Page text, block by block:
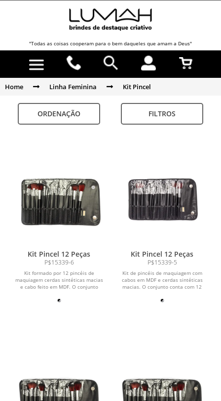
"Todas as coisas cooperam para o bem daqueles que amam a Deus"
Home Linha Feminina Kit Pincel
ORDENAÇÃO FILTROS
Kit Pincel 12 Peças
P$15339-6
Kit formado por 12 pincéis de
maquiagem cerdas sintéticas macias
e cabo feito em MDF. O conjunto
Kit Pincel 12 Peças
P$15339-5
Kit de pincéis de maquiagem com
cabos em MDF e cerdas sintéticas
macias. O conjunto conta com 12